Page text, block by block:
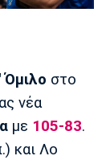
Όμιλο στο
νέα
με 105-83.
και Λο